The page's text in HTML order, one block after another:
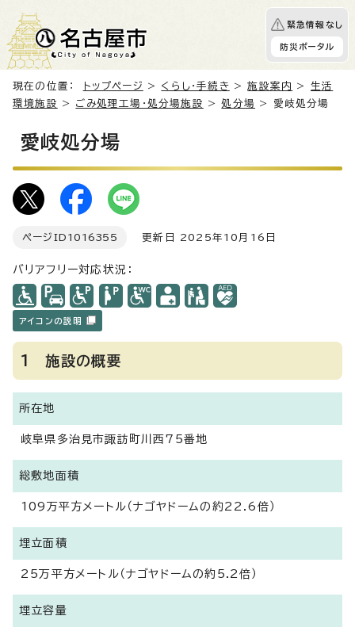
緊急情報なし
防災ポータル
現在の位置： トップページ > くらし・手続き >施設案内 > 生活
環境施設
> ごみ処理工場・処分場施設 >処分場 > 愛岐処分場
愛岐処分場
ページID 1016355 更新日 2025年10月16日
バリアフリー対応状況：
アイコンの説明
1 施設の概要
所在地
岐阜県多治見市諏訪町川西75番地
総敷地面積
109万平方メートル（ナゴヤドームの約22.6倍）
埋立面積
25万平方メートル（ナゴヤドームの約5.2倍）
埋立容量